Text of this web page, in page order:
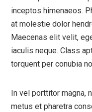
inceptos himenaeos.
at molestie dolor
Maecenas elit velit,
iaculis neque. Class
torquent per conubia
In vel porttitor magna,
metus et pharetra